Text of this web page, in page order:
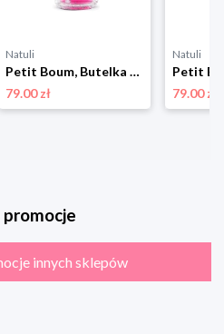
Natuli
Petit Boum, Butelka sensoryczna, dwufazowa MOVE świat syreny Petit boum
79.00 zł
Natuli
79.00 zł
promocje
innych sklepów